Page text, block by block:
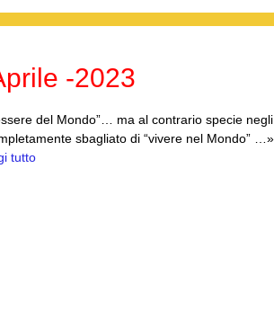
-2023
del Mondo”… ma al contrario specie
sbagliato di “vivere nel Mondo”
tutto